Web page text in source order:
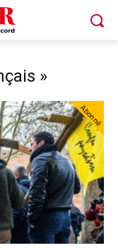
»
Abonné